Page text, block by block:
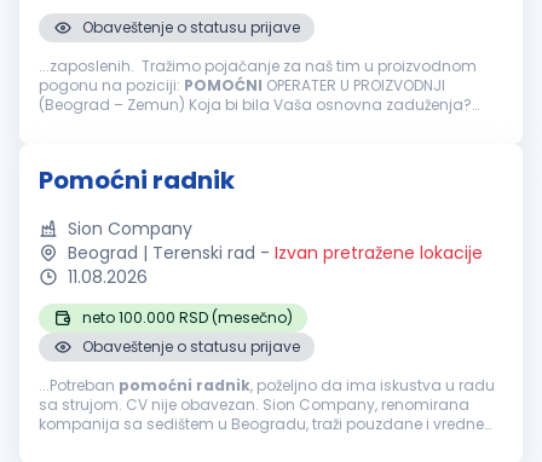
Obaveštenje o statusu prijave
...zaposlenih. Tražimo pojačanje za naš tim u proizvodnom
pogonu na poziciji: POMOĆNI OPERATER U PROIZVODNJI
(Beograd – Zemun) Koja bi bila Vaša osnovna zaduženja?
Pomoćni radnik
Sion Company
Beograd | Terenski rad - Izvan pretražene lokacije
11.08.2026
neto 100.000 RSD (mesečno)
Obaveštenje o statusu prijave
...Potreban pomoćni radnik, poželjno da ima iskustva u radu
sa strujom. CV nije obavezan. Sion Company, renomirana
kompanija sa sedištem u Beogradu, traži pouzdane i vredne